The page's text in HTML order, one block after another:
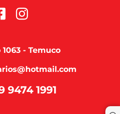
- Temuco
9474 1991